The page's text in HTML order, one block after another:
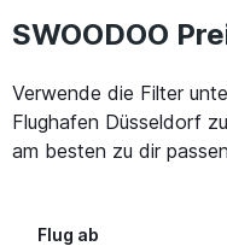
SWOODOO
Verwende die Filter
Flughafen Düsseldorf
am besten zu dir
Flug ab